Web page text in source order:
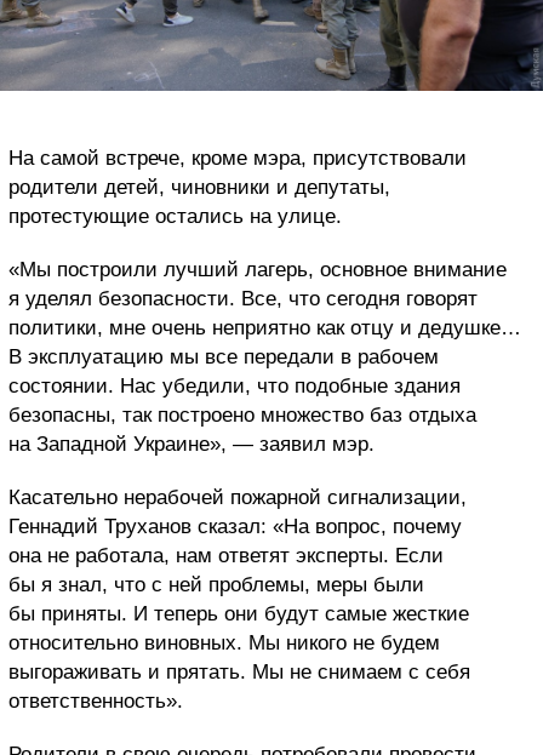
На самой встрече, кроме мэра, присутствовали
родители детей, чиновники и депутаты,
протестующие остались на улице.
«Мы построили лучший лагерь, основное внимание
я уделял безопасности. Все, что сегодня говорят
политики, мне очень неприятно как отцу и дедушке…
В эксплуатацию мы все передали в рабочем
состоянии. Нас убедили, что подобные здания
безопасны, так построено множество баз отдыха
на Западной Украине», — заявил мэр.
Касательно нерабочей пожарной сигнализации,
Геннадий Труханов сказал: «На вопрос, почему
она не работала, нам ответят эксперты. Если
бы я знал, что с ней проблемы, меры были
бы приняты. И теперь они будут самые жесткие
относительно виновных. Мы никого не будем
выгораживать и прятать. Мы не снимаем с себя
ответственность».